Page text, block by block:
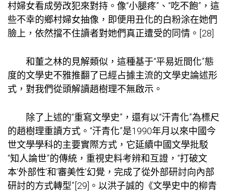
村婦女看成勞改犯來對持。像“小腿疼”、“吃不飽”，這
些不幸的鄉村婦女抽像，即便用丑化的白粉涂在她們
臉上，依然擋不住讀者對她們真正遭受的同情。[28]
和董之林的見解類似，這種基于“平易近間化”態
度的文學史不雅推翻了已經占據主流的文學史論述形
式，對我們從頭解讀趙樹理不無啟示。
除了上述的“重寫文學史”，還有以“汗青化”為標尺
的趙樹理重讀方式。“汗青化”是1990年月以來中國今
世文學學科的主要實際方式，它延續中國文學批駁
“知人論世”的傳統，重視史料考辨和互證，“打破文
本‘外部性’和‘審美性’幻覺，完成了從外部研討向內部
研討的方式轉型”[29]。以洪子誠的《文學史中的柳青